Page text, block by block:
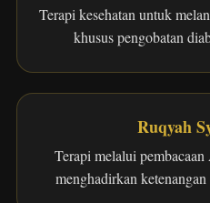
Terapi kesehatan untuk
khusus pengobatan
Ruqyah
Terapi melalui
menghadirkan